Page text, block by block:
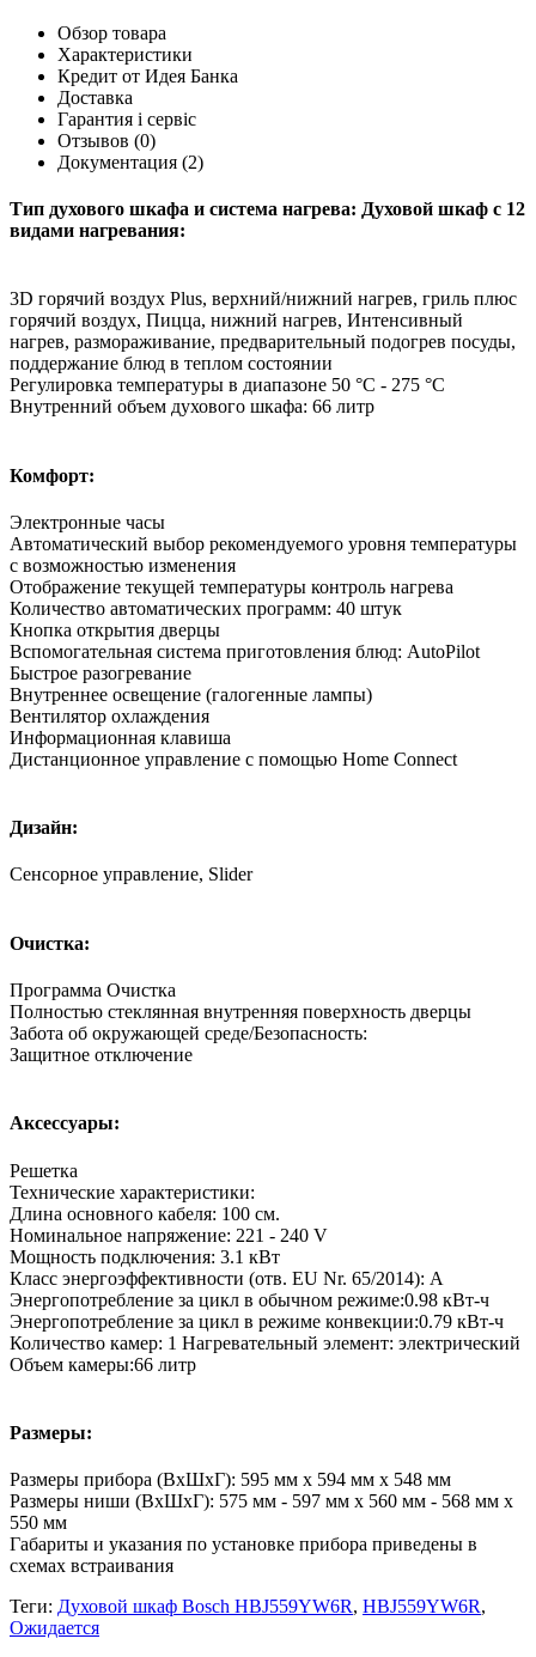
Обзор товара
Характеристики
Кредит от Идея Банка
Доставка
Гарантия і сервіс
Отзывов (0)
Документация (2)
Тип духового шкафа и система нагрева: Духовой шкаф с 12
видами нагревания:
3D горячий воздух Plus, верхний/нижний нагрев, гриль плюс
горячий воздух, Пицца, нижний нагрев, Интенсивный
нагрев, размораживание, предварительный подогрев посуды,
поддержание блюд в теплом состоянии
Регулировка температуры в диапазоне 50 °C - 275 °C
Внутренний объем духового шкафа: 66 литр
Комфорт:
Электронные часы
Автоматический выбор рекомендуемого уровня температуры
с возможностью изменения
Отображение текущей температуры контроль нагрева
Количество автоматических программ: 40 штук
Кнопка открытия дверцы
Вспомогательная система приготовления блюд: AutoPilot
Быстрое разогревание
Внутреннее освещение (галогенные лампы)
Вентилятор охлаждения
Информационная клавиша
Дистанционное управление с помощью Home Connect
Дизайн:
Сенсорное управление, Slider
Очистка:
Программа Очистка
Полностью стеклянная внутренняя поверхность дверцы
Забота об окружающей среде/Безопасность:
Защитное отключение
Аксессуары:
Решетка
Технические характеристики:
Длина основного кабеля: 100 см.
Номинальное напряжение: 221 - 240 V
Мощность подключения: 3.1 кВт
Класс энергоэффективности (отв. EU Nr. 65/2014): A
Энергопотребление за цикл в обычном режиме:0.98 кВт-ч
Энергопотребление за цикл в режиме конвекции:0.79 кВт-ч
Количество камер: 1 Нагревательный элемент: электрический
Объем камеры:66 литр
Размеры:
Размеры прибора (ВхШхГ): 595 мм x 594 мм x 548 мм
Размеры ниши (ВxШxГ): 575 мм - 597 мм x 560 мм - 568 мм x
550 мм
Габариты и указания по установке прибора приведены в
схемах встраивания
Теги: Духовой шкаф Bosch HBJ559YW6R, HBJ559YW6R,
Ожидается